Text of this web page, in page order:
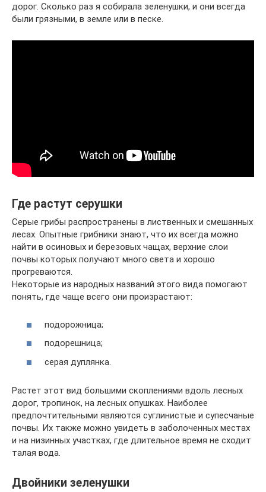
дорог. Сколько раз я собирала зеленушки, и они всегда
были грязными, в земле или в песке.
Где растут серушки
Серые грибы распространены в лиственных и смешанных
лесах. Опытные грибники знают, что их всегда можно
найти в осиновых и березовых чащах, верхние слои
почвы которых получают много света и хорошо
прогреваются.
Некоторые из народных названий этого вида помогают
понять, где чаще всего они произрастают:
подорожница;
подорешница;
серая дуплянка.
Растет этот вид большими скоплениями вдоль лесных
дорог, тропинок, на лесных опушках. Наиболее
предпочтительными являются суглинистые и супесчаные
почвы. Их также можно увидеть в заболоченных местах
и на низинных участках, где длительное время не сходит
талая вода.
Двойники зеленушки